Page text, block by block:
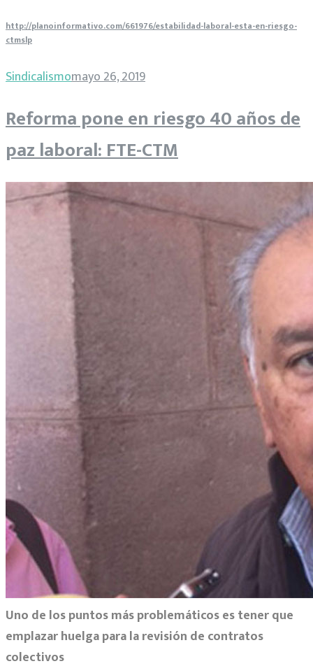
http://planoinformativo.com/661976/estabilidad-laboral-esta-en-riesgo-
ctmslp
Sindicalismomayo 26, 2019
Reforma pone en riesgo 40 años de
paz laboral: FTE-CTM
Uno de los puntos más problemáticos es tener que
emplazar huelga para la revisión de contratos
colectivos